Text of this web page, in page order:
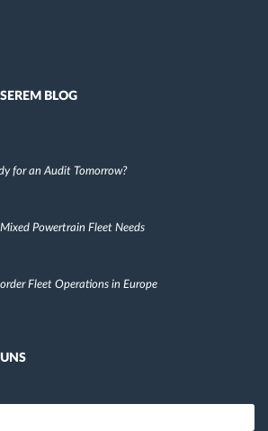
BLOG
for an Audit Tomorrow?
Powertrain Fleet Needs
Fleet Operations in Europe